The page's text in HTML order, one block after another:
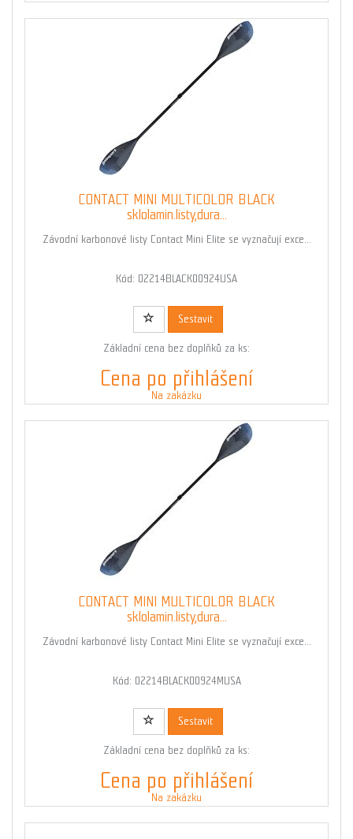
CONTACT MINI MULTICOLOR BLACK
sklolamin.listy,dura...
Závodní karbonové listy Contact Mini Elite se vyznačují exce...
Kód: 02214BLACK00924USA
Sestavit
Základní cena bez doplňků za ks:
Cena po přihlášení
Na zakázku
CONTACT MINI MULTICOLOR BLACK
sklolamin.listy,dura...
Závodní karbonové listy Contact Mini Elite se vyznačují exce...
Kód: 02214BLACK00924MUSA
Sestavit
Základní cena bez doplňků za ks:
Cena po přihlášení
Na zakázku